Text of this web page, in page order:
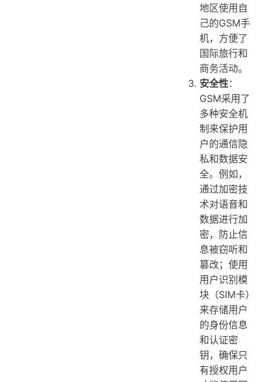
地区使用自
己的GSM手
机，方便了
国际旅行和
商务活动。
安全性：
GSM采用了
多种安全机
制来保护用
户的通信隐
私和数据安
全。例如，
通过加密技
术对语音和
数据进行加
密，防止信
息被窃听和
篡改；使用
用户识别模
块（SIM卡）
来存储用户
的身份信息
和认证密
钥，确保只
有授权用户